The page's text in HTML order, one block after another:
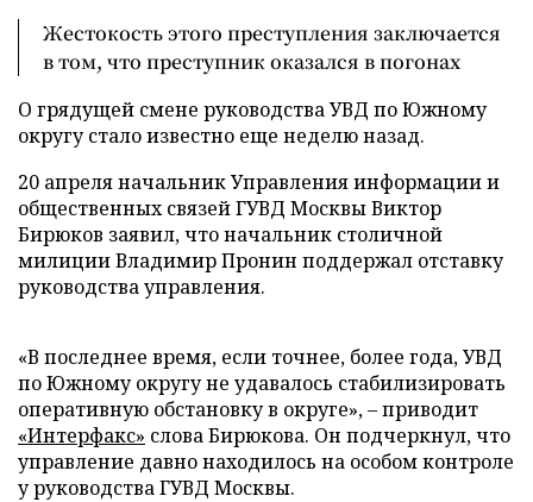
Жестокость этого преступления заключается
в том, что преступник оказался в погонах
О грядущей смене руководства УВД по Южному
округу стало известно еще неделю назад.
20 апреля начальник Управления информации и
общественных связей ГУВД Москвы Виктор
Бирюков заявил, что начальник столичной
милиции Владимир Пронин поддержал отставку
руководства управления.
«В последнее время, если точнее, более года, УВД
по Южному округу не удавалось стабилизировать
оперативную обстановку в округе», – приводит
«Интерфакс» слова Бирюкова. Он подчеркнул, что
управление давно находилось на особом контроле
у руководства ГУВД Москвы.